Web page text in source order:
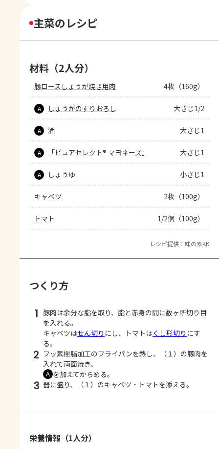
主菜のレシピ
材料（2人分）
豚ロースしょうが焼き用肉 4枚（160g）
A しょうがのすりおろし 大さじ1/2
A 酒 大さじ1
A 「ピュアセレクト® マヨネーズ」 大さじ1
A しょうゆ 小さじ1
キャベツ 2枚（100g）
トマト 1/2個（100g）
レシピ提供：味の素KK
つくり方
1 豚肉は余分な脂を取り、脂と赤身の間に数ヶ所切り目
を入れる。
キャベツはせん切り にし、トマトはくし形切り にす
る。
2 フッ素樹脂加工のフライパンを熱し、（１）の豚肉を
入れて両面焼き、
Ａ を加えてからめる。
3 器に盛り、（１）のキャベツ・トマトを添える。
栄養情報（1人分）